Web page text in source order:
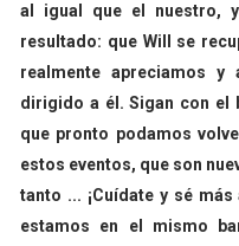
al igual que el nuestro,
resultado: que Will se
realmente apreciamos y
dirigido a él. Sigan con el
que pronto podamos
estos eventos, que son
tanto ... ¡Cuídate y sé
estamos en el mismo